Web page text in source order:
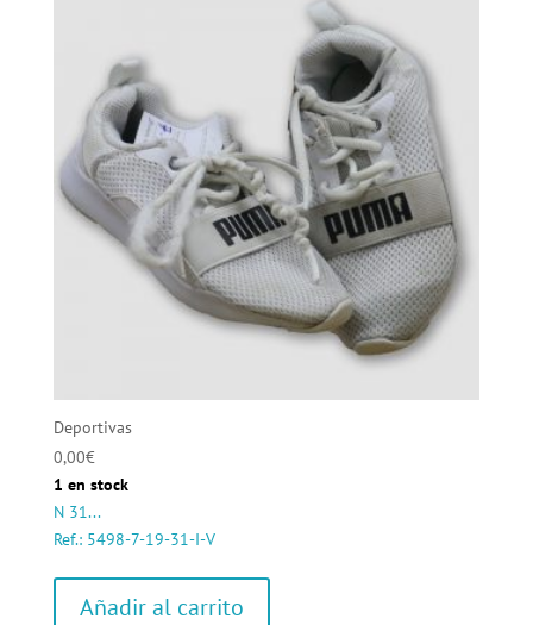
Deportivas
0,00€
1 en stock
N 31...
Ref.: 5498-7-19-31-I-V
Añadir al carrito